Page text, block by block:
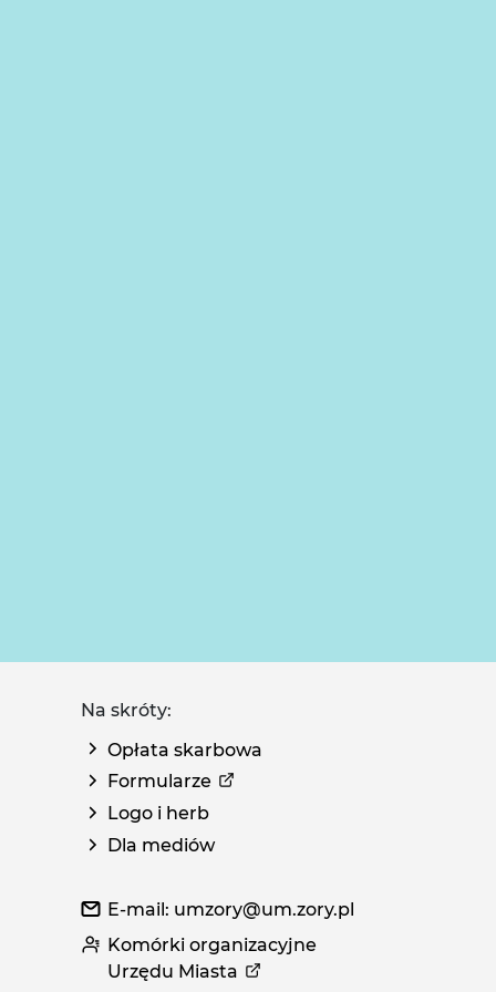
Na skróty:
Opłata skarbowa
Formularze
Logo i herb
Dla mediów
E-mail: umzory@um.zory.pl
Komórki organizacyjne
Urzędu Miasta